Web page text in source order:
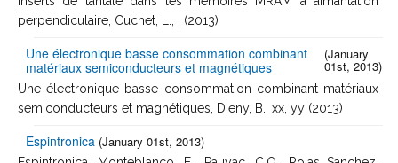
perpendiculaire, Cuchet, L., , (2013)
Une électronique basse consommation combinant
matériaux semiconducteurs et magnétiques
(January
01st, 2013)
Une électronique basse consommation combinant matériaux
semiconducteurs et magnétiques, Dieny, B., xx, yy (2013)
Espintronica (January 01st, 2013)